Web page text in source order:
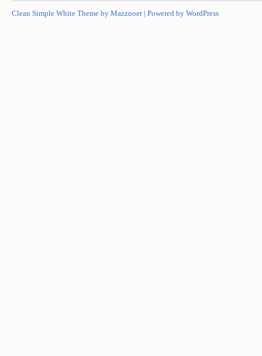
Clean Simple White Theme by Mazznoer | Powered by WordPress